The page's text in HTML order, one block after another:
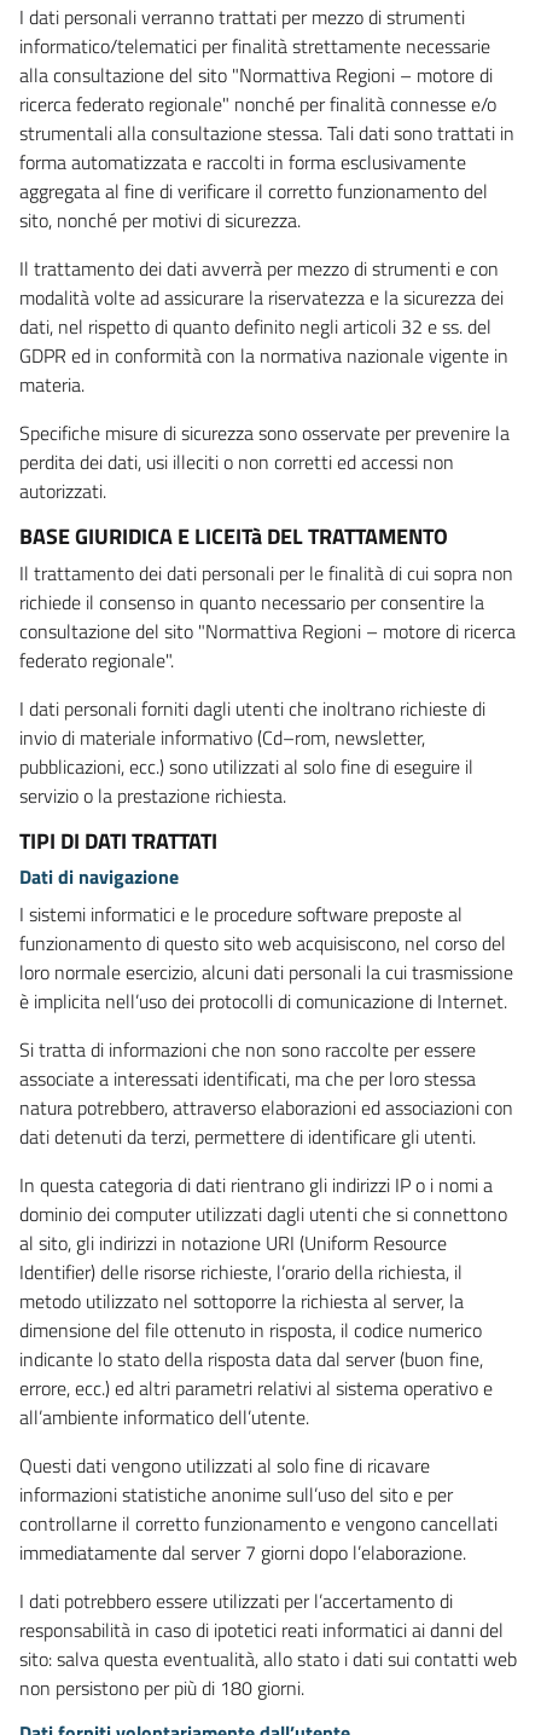
I dati personali verranno trattati per mezzo di strumenti
informatico/telematici per finalità strettamente necessarie
alla consultazione del sito "Normattiva Regioni – motore di
ricerca federato regionale" nonché per finalità connesse e/o
strumentali alla consultazione stessa. Tali dati sono trattati in
forma automatizzata e raccolti in forma esclusivamente
aggregata al fine di verificare il corretto funzionamento del
sito, nonché per motivi di sicurezza.
Il trattamento dei dati avverrà per mezzo di strumenti e con
modalità volte ad assicurare la riservatezza e la sicurezza dei
dati, nel rispetto di quanto definito negli articoli 32 e ss. del
GDPR ed in conformità con la normativa nazionale vigente in
materia.
Specifiche misure di sicurezza sono osservate per prevenire la
perdita dei dati, usi illeciti o non corretti ed accessi non
autorizzati.
BASE GIURIDICA E LICEITà DEL TRATTAMENTO
Il trattamento dei dati personali per le finalità di cui sopra non
richiede il consenso in quanto necessario per consentire la
consultazione del sito "Normattiva Regioni – motore di ricerca
federato regionale".
I dati personali forniti dagli utenti che inoltrano richieste di
invio di materiale informativo (Cd–rom, newsletter,
pubblicazioni, ecc.) sono utilizzati al solo fine di eseguire il
servizio o la prestazione richiesta.
TIPI DI DATI TRATTATI
Dati di navigazione
I sistemi informatici e le procedure software preposte al
funzionamento di questo sito web acquisiscono, nel corso del
loro normale esercizio, alcuni dati personali la cui trasmissione
è implicita nell’uso dei protocolli di comunicazione di Internet.
Si tratta di informazioni che non sono raccolte per essere
associate a interessati identificati, ma che per loro stessa
natura potrebbero, attraverso elaborazioni ed associazioni con
dati detenuti da terzi, permettere di identificare gli utenti.
In questa categoria di dati rientrano gli indirizzi IP o i nomi a
dominio dei computer utilizzati dagli utenti che si connettono
al sito, gli indirizzi in notazione URI (Uniform Resource
Identifier) delle risorse richieste, l’orario della richiesta, il
metodo utilizzato nel sottoporre la richiesta al server, la
dimensione del file ottenuto in risposta, il codice numerico
indicante lo stato della risposta data dal server (buon fine,
errore, ecc.) ed altri parametri relativi al sistema operativo e
all’ambiente informatico dell’utente.
Questi dati vengono utilizzati al solo fine di ricavare
informazioni statistiche anonime sull’uso del sito e per
controllarne il corretto funzionamento e vengono cancellati
immediatamente dal server 7 giorni dopo l’elaborazione.
I dati potrebbero essere utilizzati per l’accertamento di
responsabilità in caso di ipotetici reati informatici ai danni del
sito: salva questa eventualità, allo stato i dati sui contatti web
non persistono per più di 180 giorni.